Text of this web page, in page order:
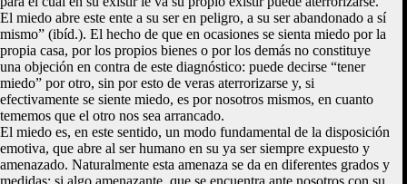
El miedo abre este ente a su ser en peligro, a su ser abandonado a sí
mismo” (ibíd.). El hecho de que en ocasiones se sienta miedo por la
propia casa, por los propios bienes o por los demás no constituye
una objeción en contra de este diagnóstico: puede decirse “tener
miedo” por otro, sin por esto de veras aterrorizarse y, si
efectivamente se siente miedo, es por nosotros mismos, en cuanto
tememos que el otro nos sea arrancado.
El miedo es, en este sentido, un modo fundamental de la disposición
emotiva, que abre al ser humano en su ya ser siempre expuesto y
amenazado. Naturalmente esta amenaza se da en diferentes grados y
medidas: si algo amenazante, que se encuentra ante nosotros con su